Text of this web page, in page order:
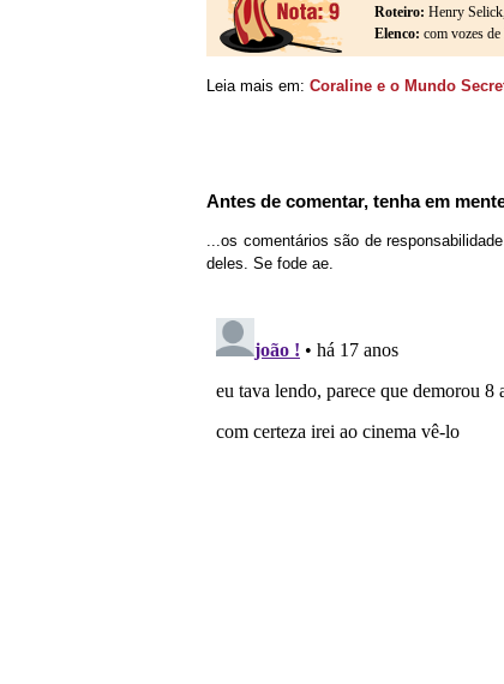
Roteiro: Henry
Elenco: com vozes
Leia mais em: Coraline e o Mundo
Antes de comentar, tenha em
...os comentários são de
deles. Se fode ae.